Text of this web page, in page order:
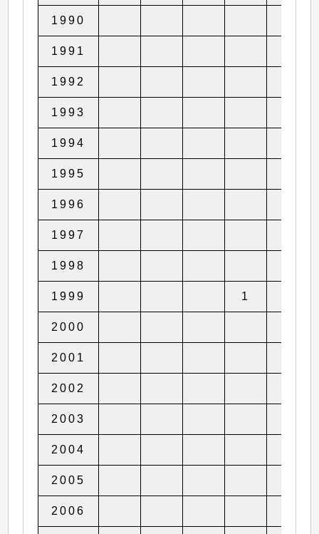
1990
1991
1992
1993
1994
1995
1996
1997
1998
1999 1
2000
2001
2002
2003
2004
2005
2006